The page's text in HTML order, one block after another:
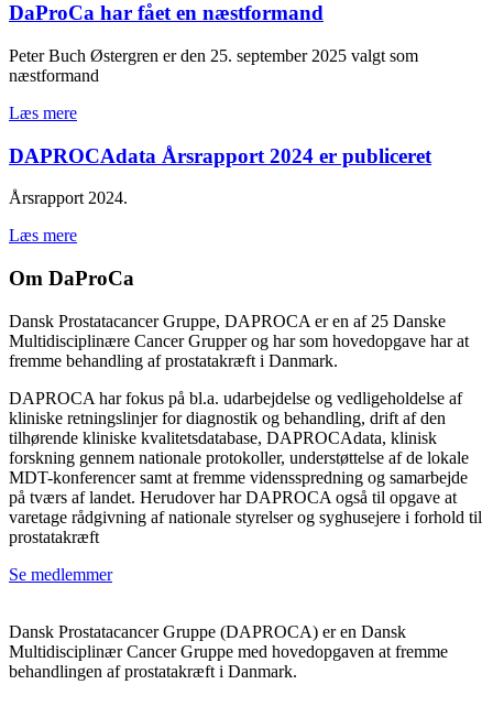
DaProCa har fået en næstformand
Peter Buch Østergren er den 25. september 2025 valgt som
næstformand
Læs mere
DAPROCAdata Årsrapport 2024 er publiceret
Årsrapport 2024.
Læs mere
Om DaProCa
Dansk Prostatacancer Gruppe, DAPROCA er en af 25 Danske
Multidisciplinære Cancer Grupper og har som hovedopgave har at
fremme behandling af prostatakræft i Danmark.
DAPROCA har fokus på bl.a. udarbejdelse og vedligeholdelse af
kliniske retningslinjer for diagnostik og behandling, drift af den
tilhørende kliniske kvalitetsdatabase, DAPROCAdata, klinisk
forskning gennem nationale protokoller, understøttelse af de lokale
MDT-konferencer samt at fremme vidensspredning og samarbejde
på tværs af landet. Herudover har DAPROCA også til opgave at
varetage rådgivning af nationale styrelser og syghusejere i forhold til
prostatakræft
Se medlemmer
Dansk Prostatacancer Gruppe (DAPROCA) er en Dansk
Multidisciplinær Cancer Gruppe med hovedopgaven at fremme
behandlingen af prostatakræft i Danmark.